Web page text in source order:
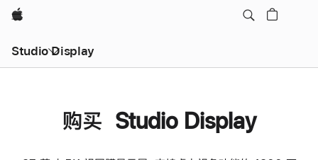
Apple
Studio Display
购买 Studio Display